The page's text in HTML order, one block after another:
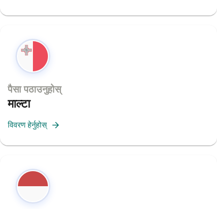
पैसा पठाउनुहोस्
माल्टा
विवरण हेर्नुहोस्